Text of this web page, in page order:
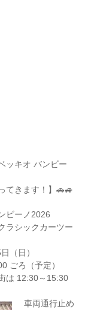
ッキオ バンビー
てきます！】🚗🚙
ビーノ2026
ラシックカーツー
（日）
ごろ（予定）
は 12:30～15:30
車両通行止め